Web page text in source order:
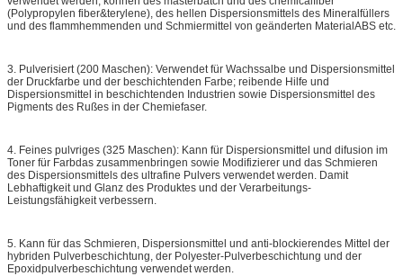
(Polypropylen fiber&terylene), des hellen Dispersionsmittels des Mineralfüllers
und des flammhemmenden und Schmiermittel von geänderten MaterialABS etc.
3. Pulverisiert (200 Maschen): Verwendet für Wachssalbe und Dispersionsmittel
der Druckfarbe und der beschichtenden Farbe; reibende Hilfe und
Dispersionsmittel in beschichtenden Industrien sowie Dispersionsmittel des
Pigments des Rußes in der Chemiefaser.
4. Feines pulvriges (325 Maschen): Kann für Dispersionsmittel und difusion im
Toner für Farbdas zusammenbringen sowie Modifizierer und das Schmieren
des Dispersionsmittels des ultrafine Pulvers verwendet werden. Damit
Lebhaftigkeit und Glanz des Produktes und der Verarbeitungs-
Leistungsfähigkeit verbessern.
5. Kann für das Schmieren, Dispersionsmittel und anti-blockierendes Mittel der
hybriden Pulverbeschichtung, der Polyester-Pulverbeschichtung und der
Epoxidpulverbeschichtung verwendet werden.